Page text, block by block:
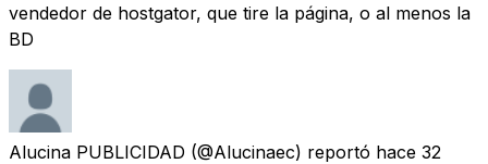
vendedor de hostgator, que tire la página, o al menos la
BD
Alucina PUBLICIDAD (@Alucinaec) reportó hace 32